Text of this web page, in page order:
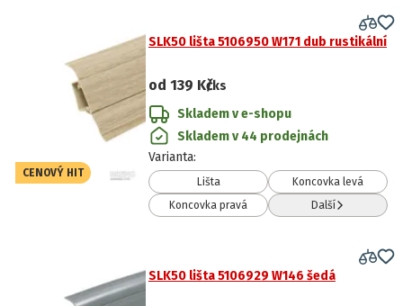
CENOVÝ HIT
SLK50 lišta 5106950 W171 dub rustikální
od 139 Kč/ks
Skladem v e-shopu
Skladem v 44 prodejnách
Varianta:
Lišta
Koncovka levá
Koncovka pravá
Další
SLK50 lišta 5106929 W146 šedá